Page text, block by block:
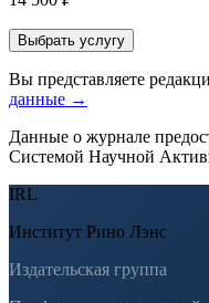
Выбрать услугу
Вы представляете
данные →
Данные о журнале
Системой Научной
IRL
Институт Рино Лэнс
Издательская группа